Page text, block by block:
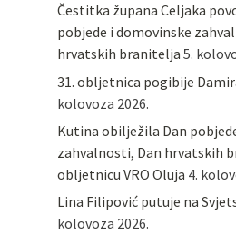
Čestitka župana Celjaka
pobjede i domovinske
hrvatskih branitelja 5.
31. obljetnica pogibije
kolovoza 2026.
Kutina obilježila Dan
zahvalnosti, Dan hrvatskih
obljetnicu VRO Oluja 4.
Lina Filipović putuje na
kolovoza 2026.